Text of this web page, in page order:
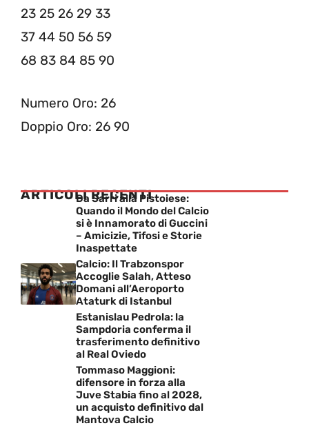
23 25 26 29 33
37 44 50 56 59
68 83 84 85 90
Numero Oro: 26
Doppio Oro: 26 90
ARTICOLI RECENTI
Da Sarri alla Pistoiese:
Quando il Mondo del Calcio
si è Innamorato di Guccini
– Amicizie, Tifosi e Storie
Inaspettate
Calcio: Il Trabzonspor
Accoglie Salah, Atteso
Domani all’Aeroporto
Ataturk di Istanbul
Estanislau Pedrola: la
Sampdoria conferma il
trasferimento definitivo
al Real Oviedo
Tommaso Maggioni:
difensore in forza alla
Juve Stabia fino al 2028,
un acquisto definitivo dal
Mantova Calcio